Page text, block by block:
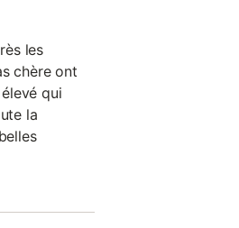
les
chère ont
qui
la